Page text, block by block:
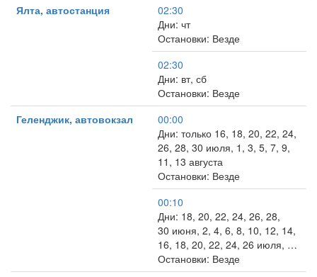
Ялта, автостанция
02:30
Дни: чт
Остановки: Везде
02:30
Дни: вт, сб
Остановки: Везде
Геленджик, автовокзал
00:00
Дни: только 16, 18, 20, 22, 24,
26, 28, 30 июля, 1, 3, 5, 7, 9,
11, 13 августа
Остановки: Везде
00:10
Дни: 18, 20, 22, 24, 26, 28,
30 июня, 2, 4, 6, 8, 10, 12, 14,
16, 18, 20, 22, 24, 26 июля, …
Остановки: Везде